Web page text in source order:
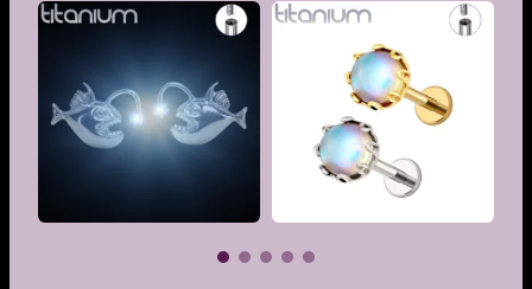
Hypoallergénique Oui
Épaisseur Tige
Longueur Tige 6 mm, 7 mm, 8 mm
Type de filetage Filetage interne 0,9 mm
4 mm
Pour comprendre les gauges, longueurs et
diamètres selon chaque zone du corps.